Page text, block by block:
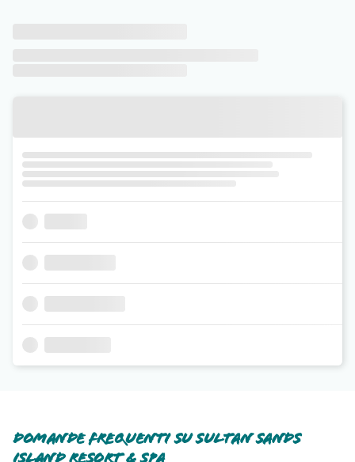
Domande frequenti su Sultan Sands
Island Resort & Spa